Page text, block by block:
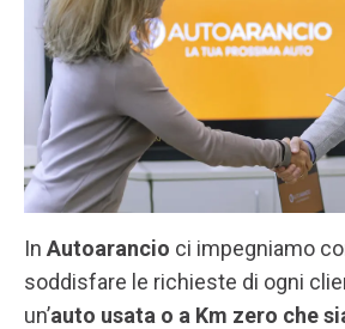
In Autoarancio ci impegniamo
soddisfare le richieste di ogni
un’auto usata o a Km zero che